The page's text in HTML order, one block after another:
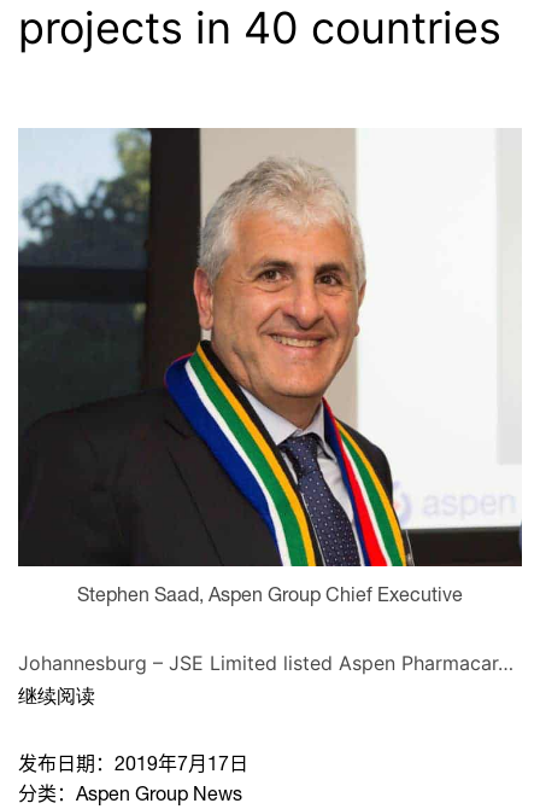
projects in 40 countries
Stephen Saad, Aspen Group Chief Executive
Johannesburg – JSE Limited listed Aspen Pharmacar…
继续阅读
发布日期： 2019年7月17日
分类： Aspen Group News